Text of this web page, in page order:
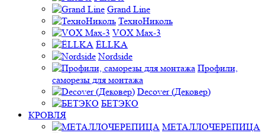
Grand Line
ТехноНиколь
VOX Max-3
ЁLLKA
Nordside
Профили,
саморезы для монтажа
Decover (Дековер)
БЕТЭКО
КРОВЛЯ
МЕТАЛЛОЧЕРЕПИЦА